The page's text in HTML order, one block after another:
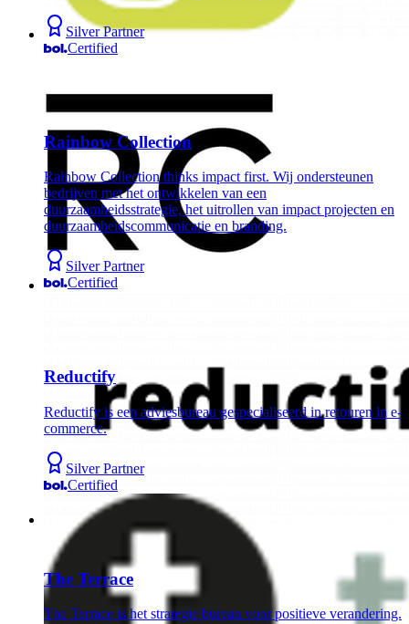
Silver Partner
Certified
Rainbow Collection
Rainbow Collection thinks impact first. Wij ondersteunen
bedrijven met het ontwikkelen van een
duurzaamheidsstrategie, het uitrollen van impact projecten en
duurzaamheidscommunicatie en branding.
Silver Partner
Certified
Reductify
Reductify is een adviesbureau gespecialiseerd in retouren in e-
commerce.
Silver Partner
Certified
The Terrace
The Terrace is het strategie bureau voor positieve verandering.